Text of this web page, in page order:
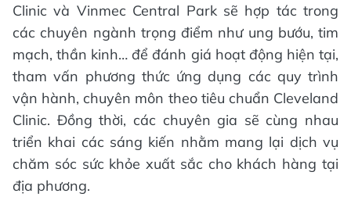
Clinic và Vinmec Central Park sẽ hợp tác trong
các chuyên ngành trọng điểm như ung bướu, tim
mạch, thần kinh… để đánh giá hoạt động hiện tại,
tham vấn phương thức ứng dụng các quy trình
vận hành, chuyên môn theo tiêu chuẩn Cleveland
Clinic. Đồng thời, các chuyên gia sẽ cùng nhau
triển khai các sáng kiến nhằm mang lại dịch vụ
chăm sóc sức khỏe xuất sắc cho khách hàng tại
địa phương.